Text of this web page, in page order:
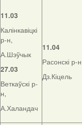
11.03
Калінкавіцкі
р-н,
А.Шэўчык
27.03
Веткаўскі р-
н,
А.Халандач
11.04
Расонскі р-
Дз.Кіцель